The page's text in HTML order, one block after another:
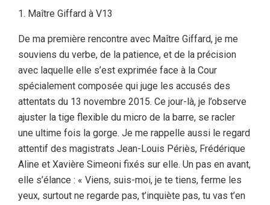
Maître Giffard à V13
De ma première rencontre avec Maître Giffard, je me
souviens du verbe, de la patience, et de la précision
avec laquelle elle s’est exprimée face à la Cour
spécialement composée qui juge les accusés des
attentats du 13 novembre 2015. Ce jour-là, je l’observe
ajuster la tige flexible du micro de la barre, se racler
une ultime fois la gorge. Je me rappelle aussi le regard
attentif des magistrats Jean-Louis Périès, Frédérique
Aline et Xavière Simeoni fixés sur elle. Un pas en avant,
elle s’élance : « Viens, suis-moi, je te tiens, ferme les
yeux, surtout ne regarde pas, t’inquiète pas, tu vas t’en